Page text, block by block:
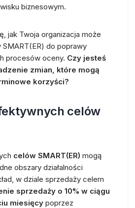
biznesowym.
jak Twoja organizacja może
do poprawy
procesów oceny. Czy jesteś
zmian, które mogą
korzyści?
celów
celów SMART(ER) mogą
obszary działalności
w dziale sprzedaży celem
sprzedaży o 10% w ciągu
miesięcy poprzez